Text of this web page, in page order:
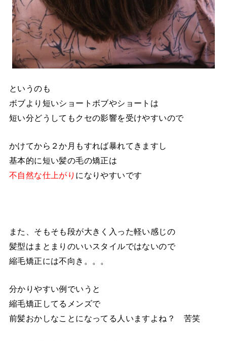
というのも
ボブより短いショートボブやショートは
短い分どうしてもクセの影響を受けやすいので
かけてから２か月もすれば暴れてきますし
基本的に短い髪の毛の矯正は
不自然な仕上がり になりやすいです
また、そもそも段が大きく入った軽い感じの
髪型はまとまりのいいスタイルではないので
縮毛矯正には不向き。。。
分かりやすい例でいうと
縮毛矯正してるメンズで
前髪おかしなことになってる人いますよね？ 苦笑